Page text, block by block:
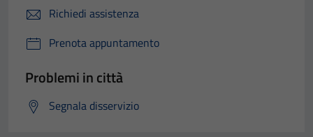
Richiedi assistenza
Prenota appuntamento
Problemi in città
Segnala disservizio